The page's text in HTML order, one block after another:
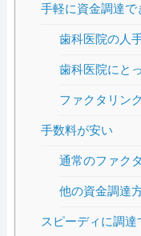
手軽に資金調達で
歯科医院の人
歯科医院にと
ファクタリン
手数料が安い
通常のファク
他の資金調達
スピーディに調達